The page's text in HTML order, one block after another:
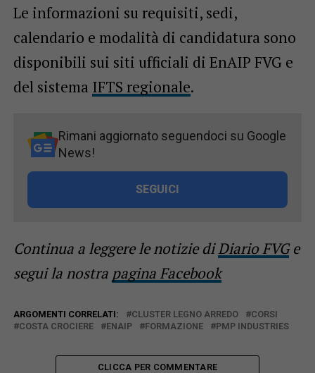
Le informazioni su requisiti, sedi,
calendario e modalità di candidatura sono
disponibili sui siti ufficiali di EnAIP FVG e
del sistema IFTS regionale.
Rimani aggiornato seguendoci su Google
News!
SEGUICI
Continua a leggere le notizie diDiario FVGe
segui la nostra pagina Facebook
ARGOMENTI CORRELATI: CLUSTER LEGNO ARREDO
CORSI
COSTA CROCIERE
ENAIP FORMAZIONE PMP INDUSTRIES
CLICCA PER COMMENTARE